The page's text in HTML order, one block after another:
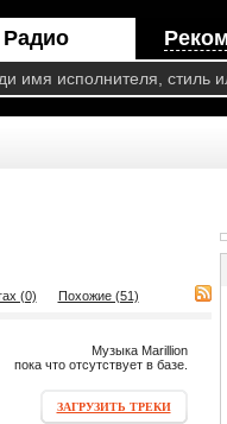
Радио
(0) Похожие (51)
Музыка Marillion
пока что отсутствует в базе.
ЗАГРУЗИТЬ ТРЕКИ